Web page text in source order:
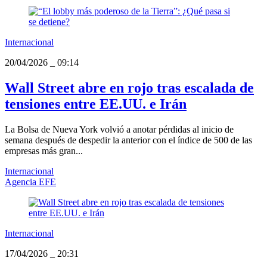
Internacional
20/04/2026
09:14
Wall Street abre en rojo tras escalada de
tensiones entre EE.UU. e Irán
La Bolsa de Nueva York volvió a anotar pérdidas al inicio de
semana después de despedir la anterior con el índice de 500 de las
empresas más gran...
Internacional
Agencia EFE
Internacional
17/04/2026
20:31